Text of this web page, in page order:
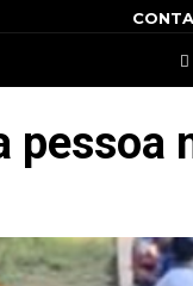
pessoa